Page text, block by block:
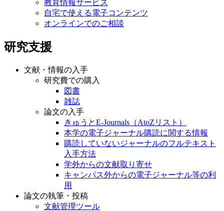
教育情報サービス
自宅で使える電子コンテンツ
オンラインでのご相談
研究支援
文献・情報の入手
研究費での購入
図書
雑誌
論文の入手
きゅうとE-Journals（AtoZリスト）
本学の電子ジャーナル購読に関する情報
購読していないジャーナルのフルテキスト
入手方法
学外からの文献取り寄せ
キャンパス外からの電子ジャーナル等の利
用
論文の執筆・投稿
文献管理ツール